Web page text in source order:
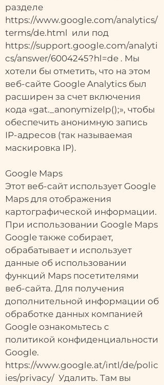
разделе
https://www.google.com/analytics/
terms/de.html или под
https://support.google.com/analyti
cs/answer/6004245?hl=de . Мы
хотели бы отметить, что на этом
веб-сайте Google Analytics был
расширен за счет включения
кода «gat._anonymizeIp();», чтобы
обеспечить анонимную запись
IP-адресов (так называемая
маскировка IP).
Google Maps
Этот веб-сайт использует Google
Maps для отображения
картографической информации.
При использовании Google Maps
Google также собирает,
обрабатывает и использует
данные об использовании
функций Maps посетителями
веб-сайта. Для получения
дополнительной информации об
обработке данных компанией
Google ознакомьтесь с
политикой конфиденциальности
Google.
https://www.google.at/intl/de/polic
ies/privacy/ Удалить. Там вы